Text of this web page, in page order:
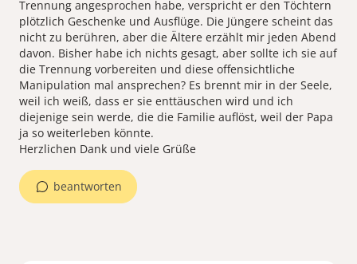
Trennung angesprochen habe, verspricht er den Töchtern
plötzlich Geschenke und Ausflüge. Die Jüngere scheint das
nicht zu berühren, aber die Ältere erzählt mir jeden Abend
davon. Bisher habe ich nichts gesagt, aber sollte ich sie auf
die Trennung vorbereiten und diese offensichtliche
Manipulation mal ansprechen? Es brennt mir in der Seele,
weil ich weiß, dass er sie enttäuschen wird und ich
diejenige sein werde, die die Familie auflöst, weil der Papa
ja so weiterleben könnte.
Herzlichen Dank und viele Grüße
beantworten